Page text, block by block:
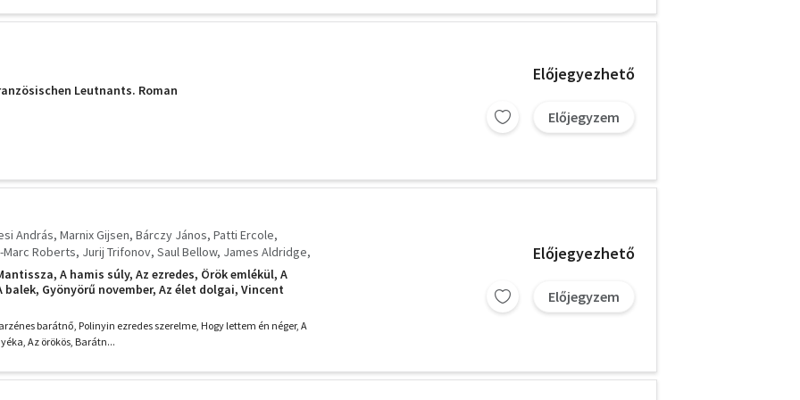
Leutnants. Roman
Előjegyezhető
Előjegyzem
András Marnix Gijsen Bárczy János Patti Ercole
Marc Roberts Jurij Trifonov Saul Bellow James Aldridge
Thornton Wilder Peter Handke
Alfred Döblin
Ödön von Horváth Gyurkó László Kazys Saja
Imre
Raszputyin Valentyin
Richard Brautigan
Ginzburg Alejo Carpenter
A hamis súly, Az ezredes, Örök emlékül, A
Gyönyörű november, Az élet dolgai, Vincent
barátnő, Polinyin ezredes szerelme, Hogy lettem én néger, A
Az örökös, Barátn...
Előjegyezhető
Előjegyzem